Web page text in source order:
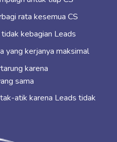
rata kesemua CS
kebagian Leads
yang kerjanya maksimal
karena
sama
atik karena Leads tidak